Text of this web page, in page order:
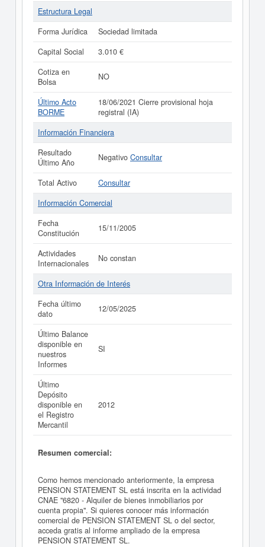
Estructura Legal
Forma Jurídica
Sociedad limitada
Capital Social
3.010 €
Cotiza en
Bolsa
NO
Último Acto
BORME
18/06/2021 Cierre provisional hoja
registral (IA)
Información Financiera
Resultado
Último Año
Negativo Consultar
Total Activo
Consultar
Información Comercial
Fecha
Constitución
15/11/2005
Actividades
Internacionales
No constan
Otra Información de Interés
Fecha último
dato
12/05/2025
Último Balance
disponible en
nuestros
Informes
SI
Último
Depósito
disponible en
el Registro
Mercantil
2012
Resumen comercial:
Como hemos mencionado anteriormente, la empresa
PENSION STATEMENT SL está inscrita en la actividad
CNAE "6820 - Alquiler de bienes inmobiliarios por
cuenta propia". Si quieres conocer más información
comercial de PENSION STATEMENT SL o del sector,
acceda gratis al informe ampliado de la empresa
PENSION STATEMENT SL.